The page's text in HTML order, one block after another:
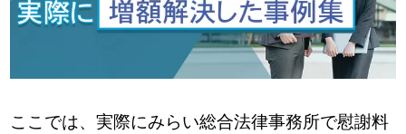
ここでは、実際にみらい総合法律事務所で慰謝料